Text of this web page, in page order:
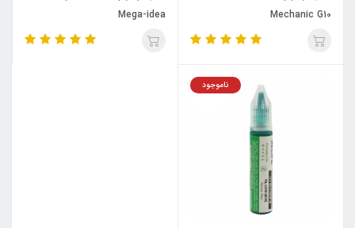
Mechanic G10
Mega-idea
ناموجود